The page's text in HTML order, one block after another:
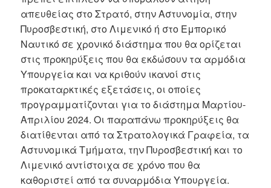
απευθείας στο Στρατό, στην Αστυνομία, στην
Πυροσβεστική, στο Λιμενικό ή στο Εμπορικό
Ναυτικό σε χρονικό διάστημα που θα ορίζεται
στις προκηρύξεις που θα εκδώσουν τα αρμόδια
Υπουργεία και να κριθούν ικανοί στις
προκαταρκτικές εξετάσεις, οι οποίες
προγραμματίζονται για το διάστημα Μαρτίου-
Απριλίου 2024. Οι παραπάνω προκηρύξεις θα
διατίθενται από τα Στρατολογικά Γραφεία, τα
Αστυνομικά Τμήματα, την Πυροσβεστική και το
Λιμενικό αντίστοιχα σε χρόνο που θα
καθοριστεί από τα συναρμόδια Υπουργεία.